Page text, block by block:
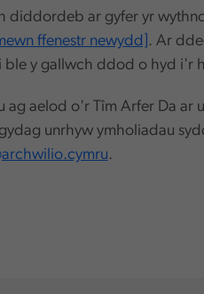
diddordeb ar gyfer yr
ffenestr newydd] . Ar
y gallwch ddod o hyd i'r
ag aelod o'r Tîm Arfer Da ar
unrhyw ymholiadau
.